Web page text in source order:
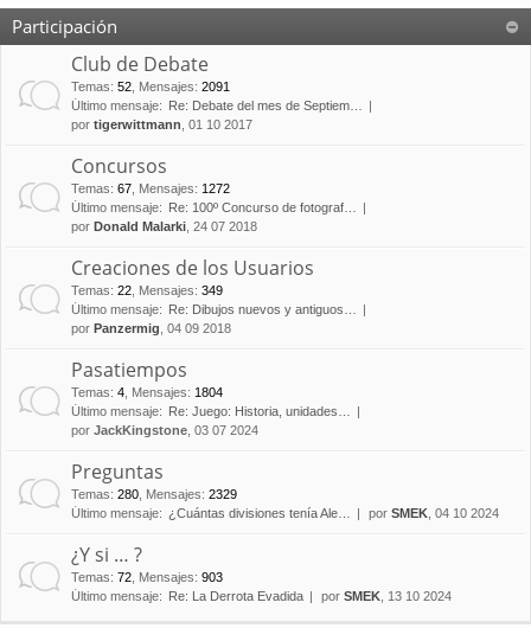
Participación
Club de Debate
Temas: 52 Mensajes: 2091
Último mensaje:
Re: Debate del mes de Septiem…
por tigerwittmann , 01 10 2017
Concursos
Temas: 67 Mensajes: 1272
Último mensaje:
Re: 100º Concurso de fotograf…
por Donald Malarki , 24 07 2018
Creaciones de los Usuarios
Temas: 22 Mensajes: 349
Último mensaje:
Re: Dibujos nuevos y antiguos…
por Panzermig , 04 09 2018
Pasatiempos
Temas: 4 Mensajes: 1804
Último mensaje:
Re: Juego: Historia, unidades…
por JackKingstone , 03 07 2024
Preguntas
Temas: 280 Mensajes: 2329
Último mensaje: ¿Cuántas divisiones tenía Ale… por SMEK , 04 10 2024
¿Y si … ?
Temas: 72 Mensajes: 903
Último mensaje:
Re: La Derrota Evadida por SMEK , 13 10 2024